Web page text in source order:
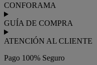
CONFORAMA
GUÍA DE COMPRA
ATENCIÓN AL CLIENTE
Pago 100% Seguro